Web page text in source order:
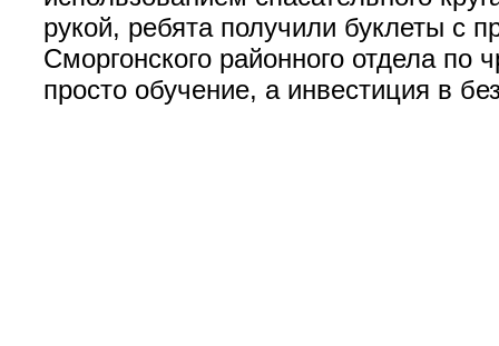
рукой, ребята получили буклеты с
Сморгонского районного отдела
просто обучение, а инвестиция в